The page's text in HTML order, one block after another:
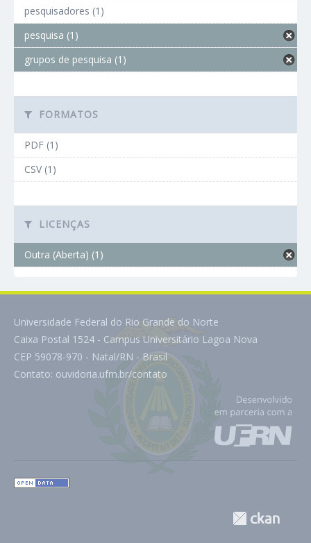
pesquisadores (1)
pesquisa (1)
grupos de pesquisa (1)
FORMATOS
PDF (1)
CSV (1)
LICENÇAS
Outra (Aberta) (1)
Universidade Federal do Rio Grande do Norte
Caixa Postal 1524 - Campus Universitário Lagoa Nova
CEP 59078-970 - Natal/RN - Brasil
Contato: ouvidoria.ufrn.br/contato